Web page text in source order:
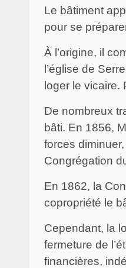
Le bâtiment
pour se
À l’origine, il
l’église de
loger le vicaire.
De nombreux
bâti. En 1856,
forces
Congrégation
En 1862, la
copropriété le
Cependant, la
fermeture de
financières,